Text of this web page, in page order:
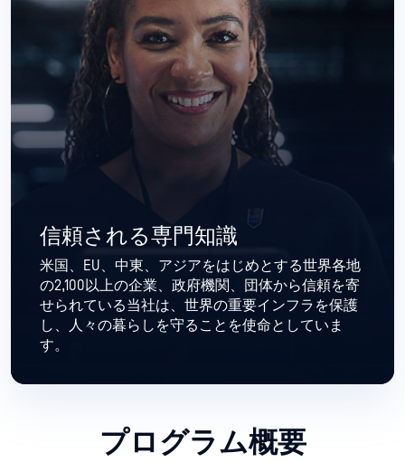
信頼される専門知識
米国、EU、中東、アジアをはじめとする世界各地
の2,100以上の企業、政府機関、団体から信頼を寄
せられている当社は、世界の重要インフラを保護
し、人々の暮らしを守ることを使命としていま
す。
プログラム概要